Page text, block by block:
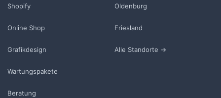
Shopify
Online Shop
Grafikdesign
Wartungspakete
Beratung
Oldenburg
Friesland
Alle Standorte →